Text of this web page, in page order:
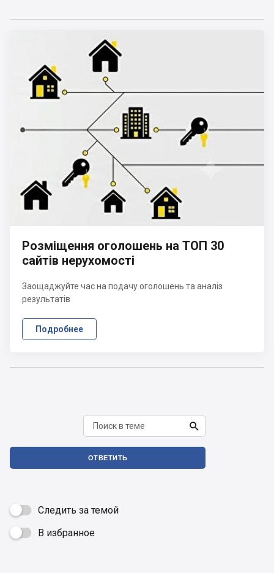
Розміщення оголошень на ТОП 30
сайтів нерухомості
Заощаджуйте час на подачу оголошень та аналіз
результатів
Подробнее

ОТВЕТИТЬ
Следить за темой
 В избранное